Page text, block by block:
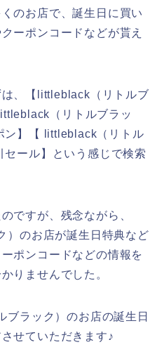
のお店で、誕生日に買い
ーポンコードなどが貰え
、【littleblack（リトルブ
（リトルブラッ
ン】【 littleblack（リトル
ール】という感じで検索
ですが、残念ながら、
）のお店が誕生日特典など
ポンコードなどの情報を
りませんでした。
ラック）のお店の誕生日
せていただきます♪